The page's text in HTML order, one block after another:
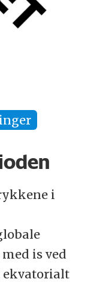
i
is ved
ekvatorialt